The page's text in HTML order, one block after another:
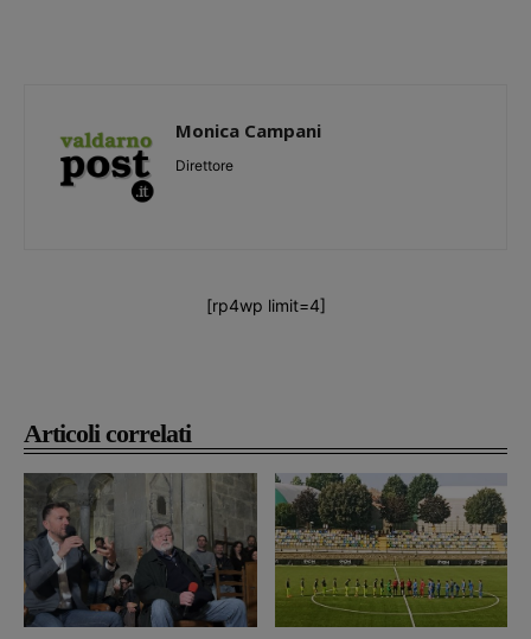
Articoli correlati
Monica Campani
Direttore
[rp4wp limit=4]